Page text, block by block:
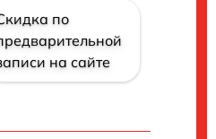
по
на сайте